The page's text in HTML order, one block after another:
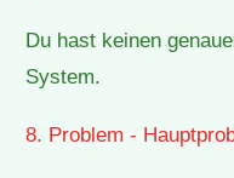
Du hast keinen
System.
8. Problem -